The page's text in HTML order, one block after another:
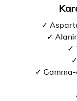
✓
✓
✓
✓